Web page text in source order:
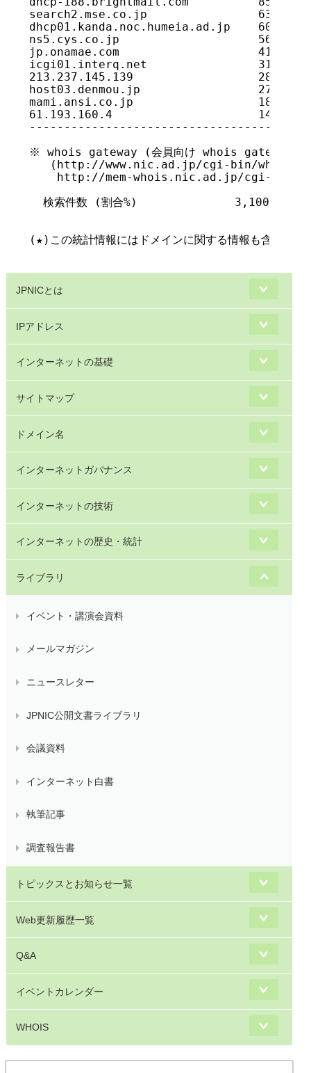
JPNICとは
IPアドレス
インターネットの基礎
サイトマップ
ドメイン名
インターネットガバナンス
インターネットの技術
インターネットの歴史・統計
ライブラリ
イベント・講演会資料
メールマガジン
ニュースレター
JPNIC公開文書ライブラリ
会議資料
インターネット白書
執筆記事
調査報告書
トピックスとお知らせ一覧
Web更新履歴一覧
Q&A
イベントカレンダー
WHOIS